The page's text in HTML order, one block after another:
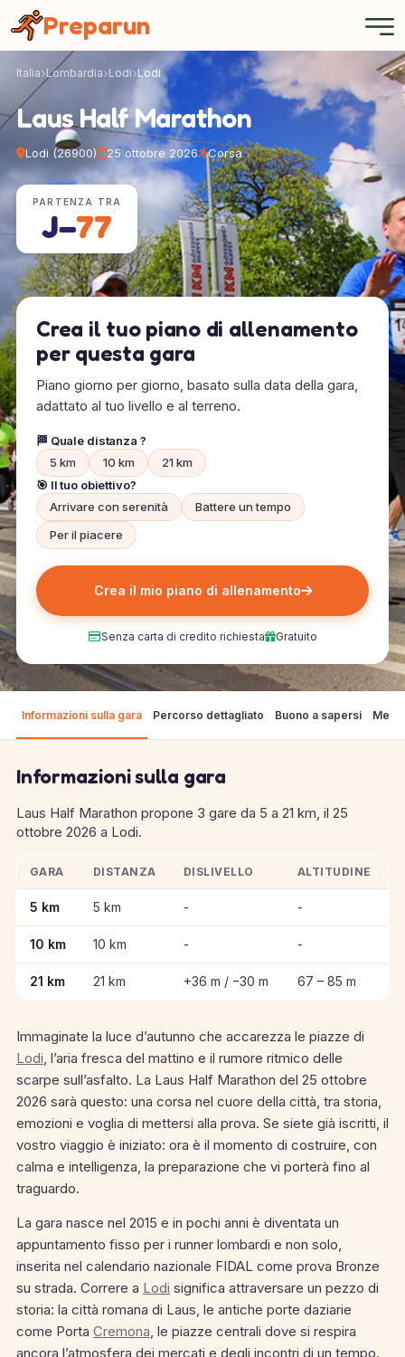
Preparun
Italia Lombardia Lodi Lodi
Laus Half Marathon
Lodi (26900) 25 ottobre 2026 Corsa
PARTENZA TRA
J−77
Crea il tuo piano di allenamento
per questa gara
Piano giorno per giorno, basato sulla data della gara,
adattato al tuo livello e al terreno.
🏁 Quale distanza ?
5 km
10 km
21 km
🎯 Il tuo obiettivo?
Arrivare con serenità
Battere un tempo
Per il piacere
Crea il mio piano di allenamento
Senza carta di credito richiesta Gratuito
Informazioni sulla gara Percorso dettagliato Buono a sapersi
Informazioni sulla gara
Laus Half Marathon propone 3 gare da 5 a 21 km, il 25
ottobre 2026 a Lodi.
Informazioni chiave sulle gare di Laus Half Marathon
GARA DISTANZA DISLIVELLO ALTITUDINE
5 km 5 km - -
10 km 10 km - -
21 km 21 km +36 m / −30 m 67 – 85 m
Immaginate la luce d’autunno che accarezza le piazze di
Lodi, l’aria fresca del mattino e il rumore ritmico delle
scarpe sull’asfalto. La Laus Half Marathon del 25 ottobre
2026 sarà questo: una corsa nel cuore della città, tra storia,
emozioni e voglia di mettersi alla prova. Se siete già iscritti, il
vostro viaggio è iniziato: ora è il momento di costruire, con
calma e intelligenza, la preparazione che vi porterà fino al
traguardo.
La gara nasce nel 2015 e in pochi anni è diventata un
appuntamento fisso per i runner lombardi e non solo,
inserita nel calendario nazionale FIDAL come prova Bronze
su strada. Correre a Lodi significa attraversare un pezzo di
storia: la città romana di Laus, le antiche porte daziarie
come Porta Cremona, le piazze centrali dove si respira
ancora l’atmosfera dei mercati e degli incontri di un tempo.
Pannello di gestione dei cookies